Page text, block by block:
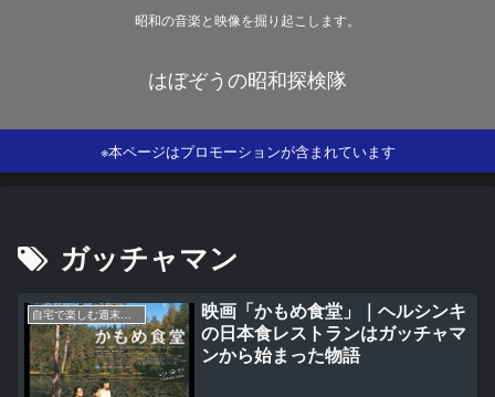
昭和の音楽と映像を掘り起こします。
はぼぞうの昭和探検隊
※本ページはプロモーションが含まれています
ガッチャマン
自宅で楽しむ週末映画
映画「かもめ食堂」｜ヘルシンキ
の日本食レストランはガッチャマ
ンから始まった物語